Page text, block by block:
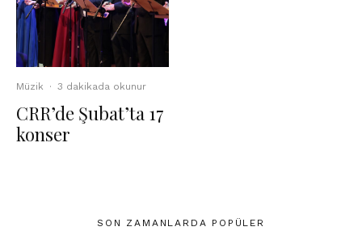
Müzik · 3 dakikada okunur
CRR’de Şubat’ta 17
konser
SON ZAMANLARDA POPÜLER